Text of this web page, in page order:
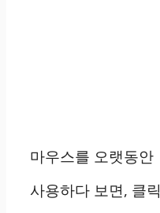
마우스를 오랫동안
사용하다 보면, 클릭